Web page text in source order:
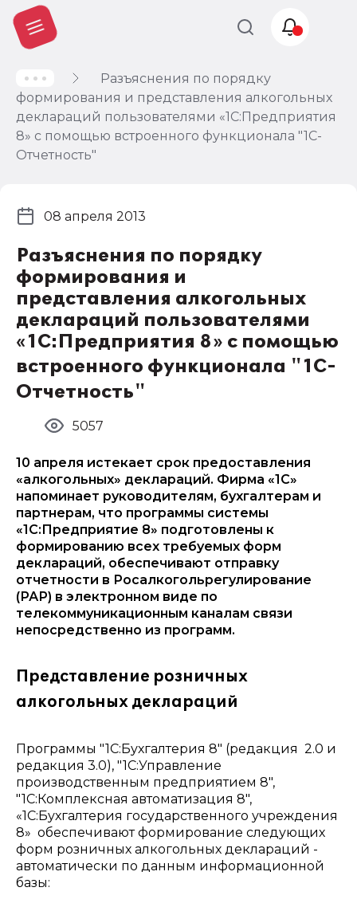
Разъяснения по порядку
формирования и представления алкогольных
деклараций пользователями «1С:Предприятия
8» с помощью встроенного функционала "1С-
Отчетность"
Разъяснения по порядку
формирования и
представления алкогольных
деклараций пользователями
«1С:Предприятия 8» с помощью
встроенного функционала "1С-
Отчетность"
08 апреля 2013
5057
10 апреля истекает срок предоставления
«алкогольных» деклараций. Фирма «1С»
напоминает руководителям, бухгалтерам и
партнерам, что программы системы
«1С:Предприятие 8» подготовлены к
формированию всех требуемых форм
деклараций, обеспечивают отправку
отчетности в Росалкогольрегулирование
(РАР) в электронном виде по
телекоммуникационным каналам связи
непосредственно из программ.
Представление розничных
алкогольных деклараций
Программы "1С:Бухгалтерия 8" (редакция 2.0 и
редакция 3.0), "1С:Управление
производственным предприятием 8",
"1С:Комплексная автоматизация 8",
«1С:Бухгалтерия государственного учреждения
8» обеспечивают формирование следующих
форм розничных алкогольных деклараций -
автоматически по данным информационной
базы:
Учет и
налогообложение
Автоматизация